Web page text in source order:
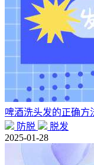
啤酒洗头发的正确方
防脱
脱发
2025-01-28